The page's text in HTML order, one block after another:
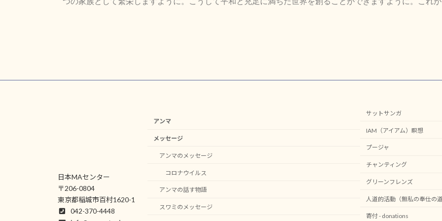
日本MAセンター
〒206-0804
東京都稲城市百村1620-1
042-370-4448
アンマ
メッセージ
アンマのメッセージ
コロナウイルス
アンマの話す物語
スワミのメッセージ
サットサンガ
IAM（アイアム）瞑想
プージャ
チャンティング
グリーンフレンズ
人道的活動（無私の奉仕の道
寄付 - donations